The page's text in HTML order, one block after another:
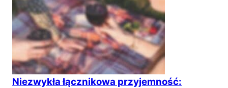
Niezwykła łącznikowa przyjemność: